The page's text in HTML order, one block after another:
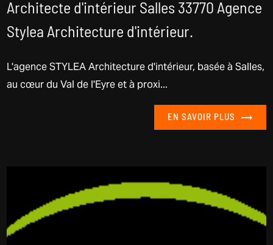
Architecte d'intérieur Salles 33770 Agence
Stylea Architecture d'intérieur.
L'agence STYLEA Architecture d'intérieur, basée à Salles,
au cœur du Val de l'Eyre et à proxi...
EN SAVOIR PLUS